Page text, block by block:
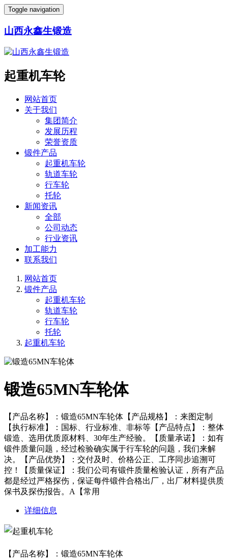
Toggle navigation
山西永鑫生锻造
起重机车轮
网站首页
关于我们
集团简介
发展历程
荣誉资质
锻件产品
起重机车轮
轨道车轮
行车轮
托轮
新闻资讯
全部
公司动态
行业资讯
加工能力
联系我们
网站首页
锻件产品
起重机车轮
轨道车轮
行车轮
托轮
起重机车轮
锻造65MN车轮体
【产品名称】：锻造65MN车轮体【产品规格】：来图定制
【执行标准】：国标、行业标准、非标等【产品特点】：整体
锻造、选用优质原材料、30年生产经验。【质量承诺】：如有
锻件质量问题，经过检验确实属于行车轮的问题，我们来解
决。【产品优势】：交付及时、价格公正、工序同步追溯可
控！【质量保证】：我们公司有锻件质量检验认证，所有产品
都是经过严格探伤，保证每件锻件合格出厂，出厂材料提供质
保书及探伤报告。A【常用
详细信息
【产品名称】：锻造65MN车轮体